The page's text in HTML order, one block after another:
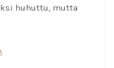
huhuttu, mutta